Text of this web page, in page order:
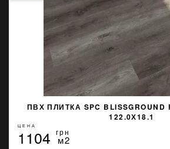
ПВХ ПЛИТКА SPC BLISSGROUND
122.0Х18.1
ЦЕНА
1104 грн
м2